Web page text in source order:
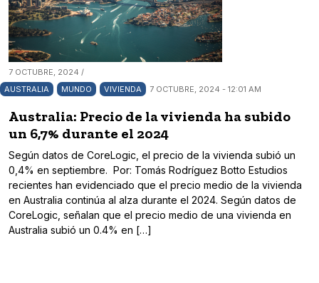
7 OCTUBRE, 2024 /
AUSTRALIA
MUNDO VIVIENDA 7 OCTUBRE, 2024 - 12:01 AM
Australia: Precio de la vivienda ha subido
un 6,7% durante el 2024
Según datos de CoreLogic, el precio de la vivienda subió un
0,4% en septiembre. Por: Tomás Rodríguez Botto Estudios
recientes han evidenciado que el precio medio de la vivienda
en Australia continúa al alza durante el 2024. Según datos de
CoreLogic, señalan que el precio medio de una vivienda en
Australia subió un 0.4% en […]